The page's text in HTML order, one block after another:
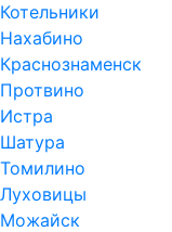
Котельники
Нахабино
Краснознаменск
Протвино
Истра
Шатура
Томилино
Луховицы
Можайск